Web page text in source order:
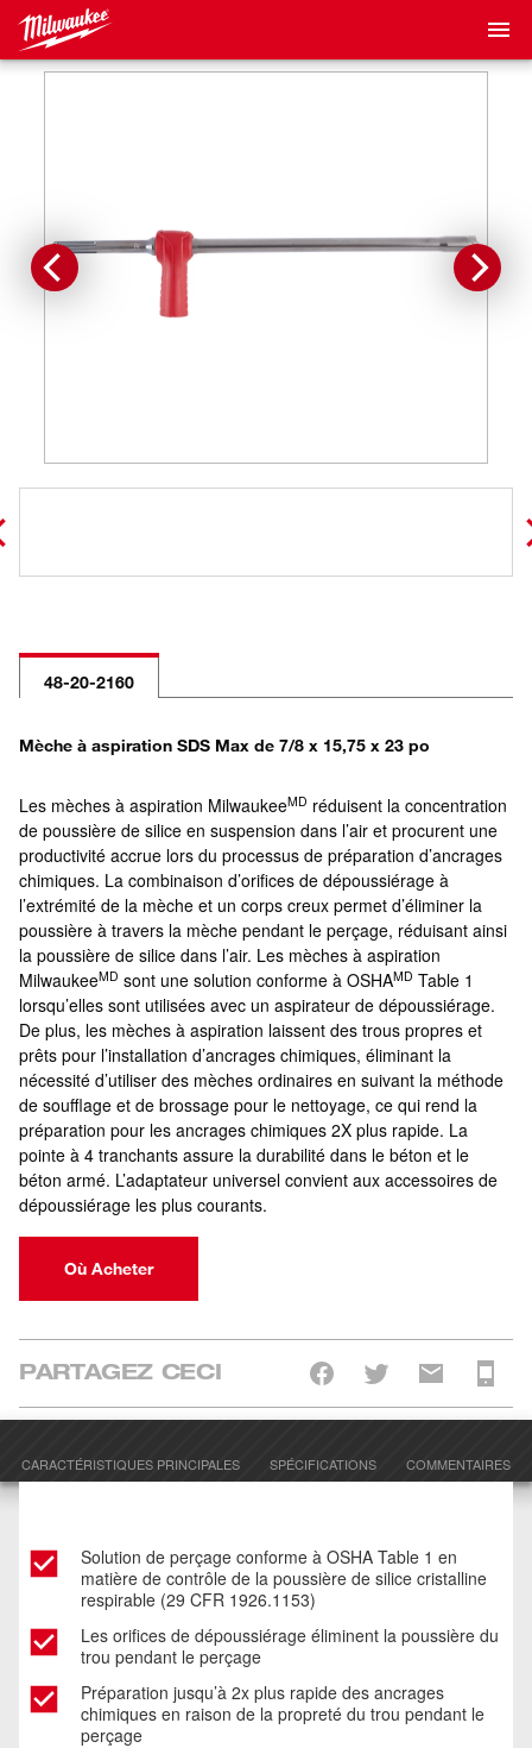
48-20-2160
Mèche à aspiration SDS Max de 7/8 x 15,75 x 23 po
Les mèches à aspiration MilwaukeeMD réduisent la concentration
de poussière de silice en suspension dans l’air et procurent une
productivité accrue lors du processus de préparation d’ancrages
chimiques. La combinaison d’orifices de dépoussiérage à
l’extrémité de la mèche et un corps creux permet d’éliminer la
poussière à travers la mèche pendant le perçage, réduisant ainsi
la poussière de silice dans l’air. Les mèches à aspiration
MilwaukeeMD sont une solution conforme à OSHAMD Table 1
lorsqu’elles sont utilisées avec un aspirateur de dépoussiérage.
De plus, les mèches à aspiration laissent des trous propres et
prêts pour l’installation d’ancrages chimiques, éliminant la
nécessité d’utiliser des mèches ordinaires en suivant la méthode
de soufflage et de brossage pour le nettoyage, ce qui rend la
préparation pour les ancrages chimiques 2X plus rapide. La
pointe à 4 tranchants assure la durabilité dans le béton et le
béton armé. L’adaptateur universel convient aux accessoires de
dépoussiérage les plus courants.
Où Acheter
PARTAGEZ CECI
CARACTÉRISTIQUES PRINCIPALES SPÉCIFICATIONS COMMENTAIRES
Solution de perçage conforme à OSHA Table 1 en
matière de contrôle de la poussière de silice cristalline
respirable (29 CFR 1926.1153)
Les orifices de dépoussiérage éliminent la poussière du
trou pendant le perçage
Préparation jusqu’à 2x plus rapide des ancrages
chimiques en raison de la propreté du trou pendant le
perçage